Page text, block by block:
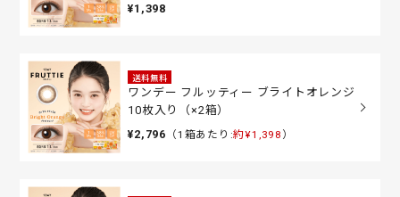
¥1,398
送料無料
ワンデー フルッティー ブライトオレンジ
10枚入り（×2箱）
¥2,796 （1箱あたり:約¥1,398 ）